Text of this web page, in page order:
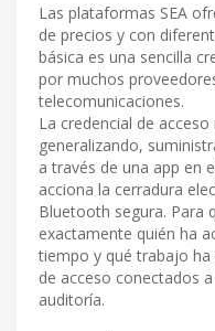
Las plataformas SEA
de precios y con
básica es una sencilla
por muchos
telecomunicaciones.
La credencial de
generalizando,
a través de una app en
acciona la cerradura
Bluetooth segura. Para
exactamente quién ha
tiempo y qué trabajo
de acceso conectados
auditoría.